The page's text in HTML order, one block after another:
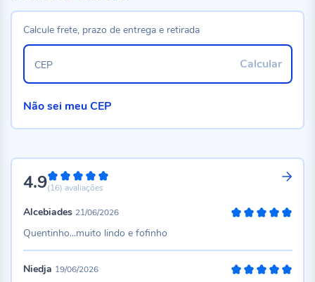
4.998%
(16) avaliações
Alcebiades 21/06/2026
Quentinho...muito lindo e fofinho
Niedja 19/06/2026
Calcule frete, prazo de entrega e retirada
Calcular
CEP
Não sei meu CEP